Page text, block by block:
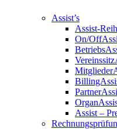
Assist’s
Assist-
On/
Assist –